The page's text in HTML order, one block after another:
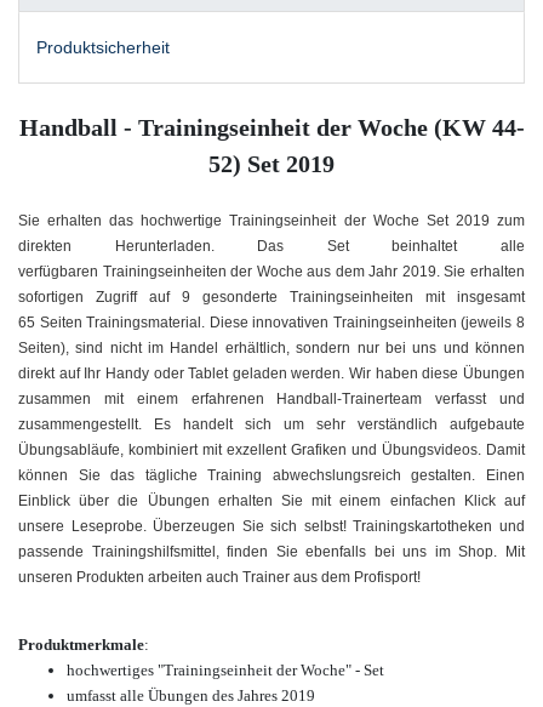
Produktsicherheit
Handball - Trainingseinheit der Woche (KW 44-
52) Set 2019
Sie erhalten das hochwertige Trainingseinheit der Woche Set 2019 zum
direkten Herunterladen. Das Set beinhaltet alle
verfügbaren Trainingseinheiten der Woche aus dem Jahr 2019. Sie erhalten
sofortigen Zugriff auf 9 gesonderte Trainingseinheiten mit insgesamt
65 Seiten Trainingsmaterial. Diese innovativen Trainingseinheiten (jeweils 8
Seiten), sind nicht im Handel erhältlich, sondern nur bei uns und können
direkt auf Ihr Handy oder Tablet geladen werden. Wir haben diese Übungen
zusammen mit einem erfahrenen Handball-Trainerteam verfasst und
zusammengestellt. Es handelt sich um sehr verständlich aufgebaute
Übungsabläufe, kombiniert mit exzellent Grafiken und Übungsvideos. Damit
können Sie das tägliche Training abwechslungsreich gestalten. Einen
Einblick über die Übungen erhalten Sie mit einem einfachen Klick auf
unsere Leseprobe. Überzeugen Sie sich selbst! Trainingskartotheken und
passende Trainingshilfsmittel, finden Sie ebenfalls bei uns im Shop. Mit
unseren Produkten arbeiten auch Trainer aus dem Profisport!
Produktmerkmale:
hochwertiges "Trainingseinheit der Woche" - Set
umfasst alle Übungen des Jahres 2019